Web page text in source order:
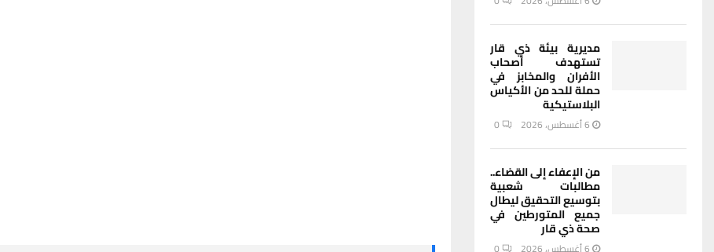
مديرية بيئة ذي قار
تستهدف أصحاب
الأفران والمخابز في
حملة للحد من الأكياس
البلاستيكية
6 أغسطس، 2026 0
من الإعفاء إلى القضاء..
مطالبات شعبية
بتوسيع التحقيق ليطال
جميع المتورطين في
صحة ذي قار